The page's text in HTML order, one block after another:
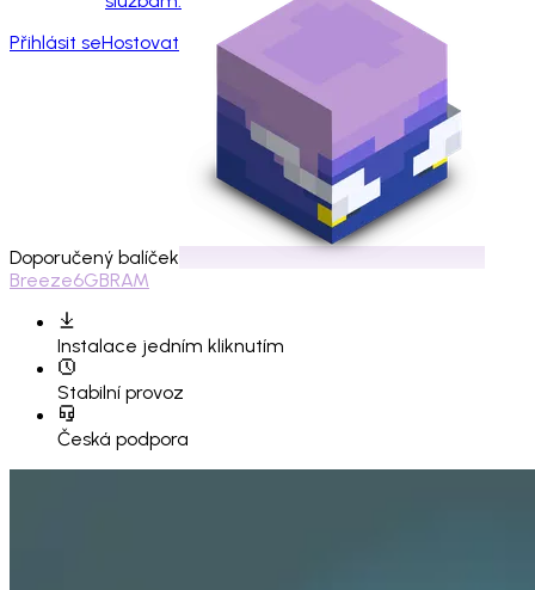
Přihlásit seHostovat
Doporučený balíček
Breeze6GBRAM
Instalace jedním kliknutím
Stabilní provoz
Česká podpora